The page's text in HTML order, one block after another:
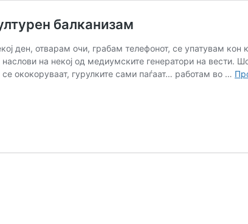
балканизам
ден, отварам очи, грабам телефонот, се упатувам
на некој од медиумските генератори на вести.
ококоруваат, гурулките сами паѓаат… работам во …